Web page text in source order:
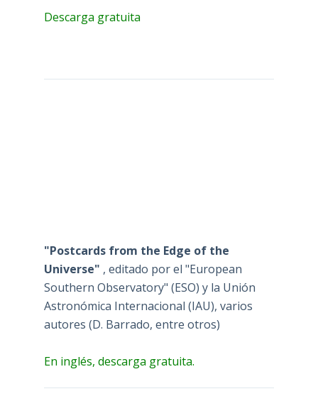
Descarga gratuita
"Postcards from the Edge of the
Universe" , editado por el "European
Southern Observatory" (ESO) y la Unión
Astronómica Internacional (IAU), varios
autores (D. Barrado, entre otros)
En inglés, descarga gratuita.